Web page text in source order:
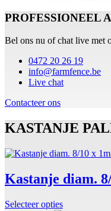
PROFESSIONEEL
Bel ons nu of chat live met
0472 20 26 19
info@farmfence.be
Live chat
Contacteer ons
KASTANJE
Kastanje diam.
Selecteer opties